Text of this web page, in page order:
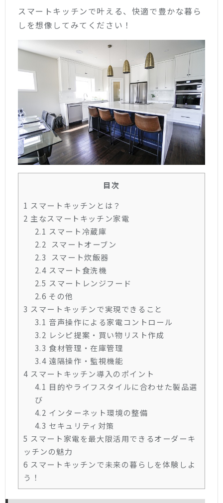
スマートキッチンで叶える、快適で豊かな暮ら
しを想像してみてください！
目次
1 スマートキッチンとは？
2 主なスマートキッチン家電
2.1 スマート冷蔵庫
2.2 スマートオーブン
2.3
スマート炊飯器
2.4 スマート食洗機
2.5 スマートレンジフード
2.6 その他
3 スマートキッチンで実現できること
3.1 音声操作による家電コントロール
3.2 レシピ提案・買い物リスト作成
3.3 食材管理・在庫管理
3.4 遠隔操作・監視機能
4 スマートキッチン導入のポイント
4.1 目的やライフスタイルに合わせた製品選
び
4.2 インターネット環境の整備
4.3 セキュリティ対策
5 スマート家電を最大限活用できるオーダーキ
ッチンの魅力
6 スマートキッチンで未来の暮らしを体験しよ
う！